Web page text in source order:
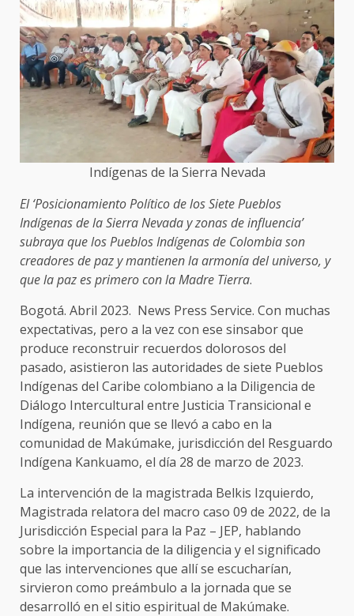
Indígenas de la Sierra Nevada
El ‘Posicionamiento Político de los Siete Pueblos
Indígenas de la Sierra Nevada y zonas de influencia’
subraya que los Pueblos Indígenas de Colombia son
creadores de paz y mantienen la armonía del universo, y
que la paz es primero con la Madre Tierra.
Bogotá. Abril 2023. News Press Service. Con muchas
expectativas, pero a la vez con ese sinsabor que
produce reconstruir recuerdos dolorosos del
pasado, asistieron las autoridades de siete Pueblos
Indígenas del Caribe colombiano a la Diligencia de
Diálogo Intercultural entre Justicia Transicional e
Indígena, reunión que se llevó a cabo en la
comunidad de Makúmake, jurisdicción del Resguardo
Indígena Kankuamo, el día 28 de marzo de 2023.
La intervención de la magistrada Belkis Izquierdo,
Magistrada relatora del macro caso 09 de 2022, de la
Jurisdicción Especial para la Paz – JEP, hablando
sobre la importancia de la diligencia y el significado
que las intervenciones que allí se escucharían,
sirvieron como preámbulo a la jornada que se
desarrolló en el sitio espiritual de Makúmake.